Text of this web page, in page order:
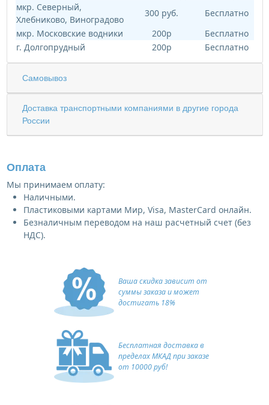
мкр. Северный,
Хлебниково, Виноградово
300 руб.
Бесплатно
мкр. Московские водники
200р
Бесплатно
г. Долгопрудный
200р Бесплатно
Самовывоз
Доставка транспортными компаниями в другие города
России
Оплата
Мы принимаем оплату:
Наличными.
Пластиковыми картами Мир, Visa, MasterCard онлайн.
Безналичным переводом на наш расчетный счет (без
НДС).
Ваша скидка зависит от
суммы заказа и может
достигать 18%
Бесплатная доставка в
пределах МКАД при заказе
от 10000 руб!